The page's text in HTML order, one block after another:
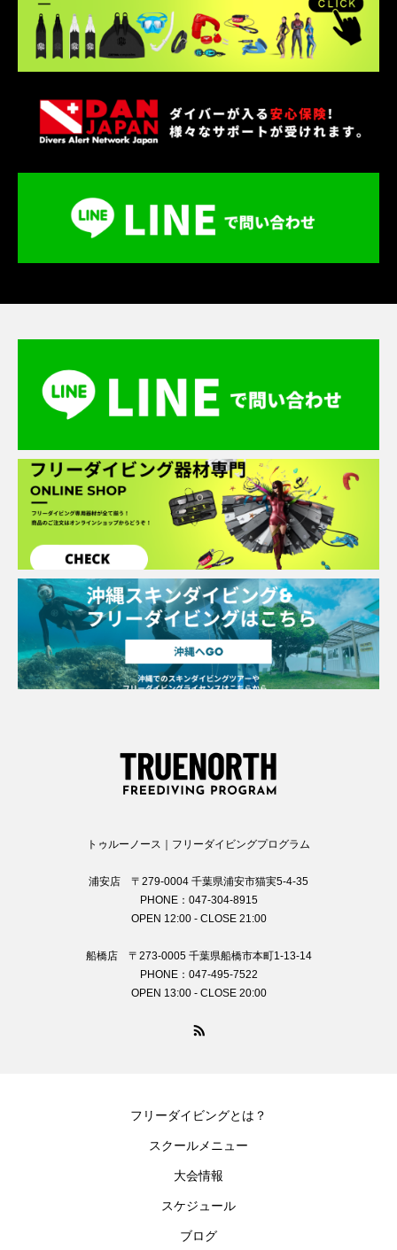
トゥルーノース｜フリーダイビングプログラム
浦安店 〒279-0004 千葉県浦安市猫実5-4-35
PHONE：047-304-8915
OPEN 12:00 - CLOSE 21:00
船橋店 〒273-0005 千葉県船橋市本町1-13-14
PHONE：047-495-7522
OPEN 13:00 - CLOSE 20:00
フリーダイビングとは？
スクールメニュー
大会情報
スケジュール
ブログ